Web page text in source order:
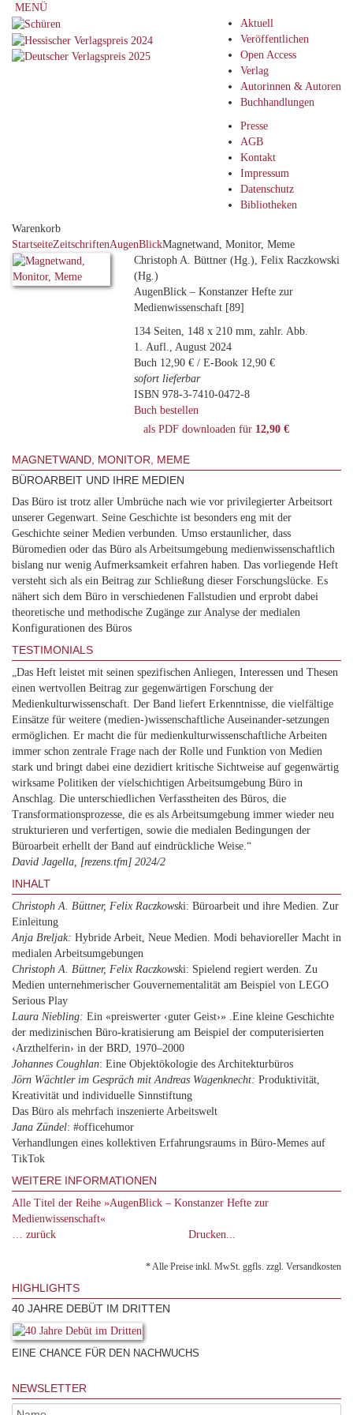
MENÜ
Aktuell
Veröffentlichen
Open Access
Verlag
Autorinnen & Autoren
Buchhandlungen
Presse
AGB
Kontakt
Impressum
Datenschutz
Bibliotheken
Warenkorb
StartseiteZeitschriftenAugenBlickMagnetwand, Monitor, Meme
Christoph A. Büttner (Hg.), Felix Raczkowski
(Hg.)
AugenBlick – Konstanzer Hefte zur
Medienwissenschaft [89]
134 Seiten, 148 x 210 mm, zahlr. Abb.
1. Aufl., August 2024
Buch 12,90 € / E-Book 12,90 €
sofort lieferbar
ISBN 978-3-7410-0472-8
Buch bestellen
als PDF downloaden für 12,90 €
MAGNETWAND, MONITOR, MEME
BÜROARBEIT UND IHRE MEDIEN
Das Büro ist trotz aller Umbrüche nach wie vor privilegierter Arbeitsort
unserer Gegenwart. Seine Geschichte ist besonders eng mit der
Geschichte seiner Medien verbunden. Umso erstaunlicher, dass
Büromedien oder das Büro als Arbeitsumgebung medienwissenschaftlich
bislang nur wenig Aufmerksamkeit erfahren haben. Das vorliegende Heft
versteht sich als ein Beitrag zur Schließung dieser Forschungslücke. Es
nähert sich dem Büro in verschiedenen Fallstudien und erprobt dabei
theoretische und methodische Zugänge zur Analyse der medialen
Konfigurationen des Büros
TESTIMONIALS
„Das Heft leistet mit seinen spezifischen Anliegen, Interessen und Thesen
einen wertvollen Beitrag zur gegenwärtigen Forschung der
Medienkulturwissenschaft. Der Band liefert Erkenntnisse, die vielfältige
Einsätze für weitere (medien-)wissenschaftliche Auseinander-setzungen
ermöglichen. Er macht die für medienkulturwissenschaftliche Arbeiten
immer schon zentrale Frage nach der Rolle und Funktion von Medien
stark und bringt dabei eine dezidiert kritische Sichtweise auf gegenwärtig
wirksame Politiken der vielschichtigen Arbeitsumgebung Büro in
Anschlag. Die unterschiedlichen Verfasstheiten des Büros, die
Transformationsprozesse, die es als Arbeitsumgebung immer wieder neu
strukturieren und verfertigen, sowie die medialen Bedingungen der
Büroarbeit erhellt der Band auf eindrückliche Weise.“
David Jagella, [rezens.tfm] 2024/2
INHALT
Christoph A. Büttner, Felix Raczkowski: Büroarbeit und ihre Medien. Zur
Einleitung
Anja Breljak: Hybride Arbeit, Neue Medien. Modi behavioreller Macht in
medialen Arbeitsumgebungen
Christoph A. Büttner, Felix Raczkowski: Spielend regiert werden. Zu
Medien unternehmerischer Gouvernementalität am Beispiel von LEGO
Serious Play
Laura Niebling: Ein «preiswerter ‹guter Geist›» .Eine kleine Geschichte
der medizinischen Büro-kratisierung am Beispiel der computerisierten
‹Arzthelferin› in der BRD, 1970–2000
Johannes Coughlan: Eine Objektökologie des Architekturbüros
Jörn Wächtler im Gespräch mit Andreas Wagenknecht: Produktivität,
Kreativität und individuelle Sinnstiftung
Das Büro als mehrfach inszenierte Arbeitswelt
Jana Zündel: #officehumor
Verhandlungen eines kollektiven Erfahrungsraums in Büro-Memes auf
TikTok
WEITERE INFORMATIONEN
Alle Titel der Reihe »AugenBlick – Konstanzer Hefte zur
Medienwissenschaft«
… zurück
Drucken...
* Alle Preise inkl. MwSt. ggfls. zzgl. Versandkosten
HIGHLIGHTS
40 JAHRE DEBÜT IM DRITTEN
EINE CHANCE FÜR DEN NACHWUCHS
NEWSLETTER